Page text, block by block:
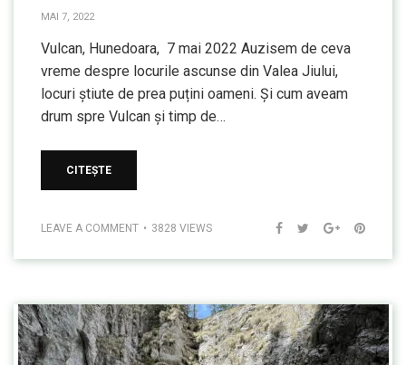
MAI 7, 2022
Vulcan, Hunedoara, 7 mai 2022 Auzisem de ceva
vreme despre locurile ascunse din Valea Jiului,
locuri știute de prea puțini oameni. Și cum aveam
drum spre Vulcan și timp de…
CITEȘTE
LEAVE A COMMENT 3828 VIEWS